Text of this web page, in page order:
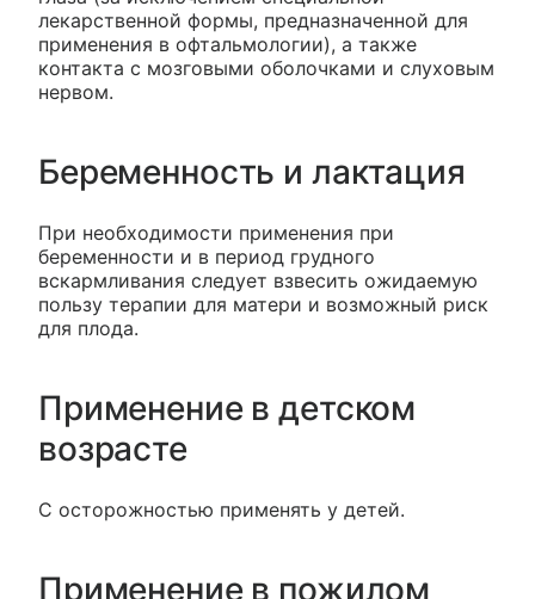
лекарственной формы, предназначенной для
применения в офтальмологии), а также
контакта с мозговыми оболочками и слуховым
нервом.
Беременность и лактация
При необходимости применения при
беременности и в период грудного
вскармливания следует взвесить ожидаемую
пользу терапии для матери и возможный риск
для плода.
Применение в детском
возрасте
С осторожностью применять у детей.
Применение в пожилом